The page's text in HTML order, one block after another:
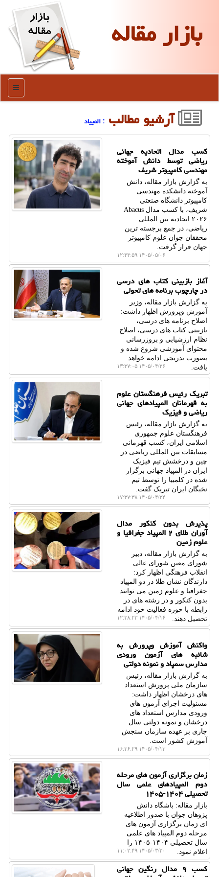
بازار مقاله
منو
آرشیو مطالب : المپیاد
کسب مدال اتحادیه جهانی
ریاضی توسط دانش آموخته
مهندسی کامپیوتر شریف
به گزارش بازار مقاله، دانش
آموخته دانشکده مهندسی
کامپیوتر دانشگاه صنعتی
شریف، با کسب مدال Abacus
۲۰۲۶ اتحادیه بین المللی
ریاضی، در جمع برجسته ترین
محققان جوان علوم کامپیوتر
جهان قرار گرفت.
۱۴۰۵/۰۵/۰۶ ۱۲:۴۳:۵۹
آغاز بازبینی کتاب های درسی
در چارچوب برنامه های تحولی
به گزارش بازار مقاله، وزیر
آموزش وپرورش اظهار داشت:
اصلاح برنامه های درسی،
بازبینی کتاب های درسی، اصلاح
نظام ارزشیابی و بروزرسانی
محتوای آموزشی شروع شده و
بصورت تدریجی ادامه خواهد
یافت.
۱۴۰۵/۰۴/۲۶ ۱۳:۳۷:۰۵
تبریک رئیس فرهنگستان علوم
به قهرمانان المپیادهای جهانی
ریاضی و فیزیک
به گزارش بازار مقاله، رئیس
فرهنگستان علوم جمهوری
اسلامی ایران، کسب قهرمانی
مسابقات بین المللی ریاضی در
چین و درخشش تیم فیزیک
ایران در المپیاد جهانی برگزار
شده در کلمبیا را توسط تیم
نخبگان ایران تبریک گفت.
۱۴۰۵/۰۴/۲۴ ۱۷:۳۷:۳۸
پذیرش بدون کنکور مدال
آوران طلای ۲ المپیاد جغرافیا و
علوم زمین
به گزارش بازار مقاله، دبیر
شورای معین شورای عالی
انقلاب فرهنگی اظهار کرد:
دارندگان نشان طلا در دو المپیاد
جغرافیا و علوم زمین می توانند
بدون کنکور و در رشته های در
رابطه با حوزه فعالیت خود ادامه
تحصیل دهند.
۱۴۰۵/۰۴/۱۶ ۱۲:۳۸:۲۳
واکنش آموزش وپرورش به
شائبه های آزمون ورودی
مدارس سمپاد و نمونه دولتی
به گزارش بازار مقاله، رئیس
سازمان ملی پرورش استعداد
های درخشان اظهار داشت:
مسئولیت اجرای آزمون های
ورودی مدارس استعداد های
درخشان و نمونه دولتی سال
جاری بر عهده سازمان سنجش
آموزش کشور است.
۱۴۰۵/۰۴/۱۳ ۱۶:۳۶:۲۹
زمان برگزاری آزمون های مرحله
دوم المپیادهای علمی سال
تحصیلی ۱۴۰۴-۱۴۰۵
بازار مقاله: باشگاه دانش
پژوهان جوان با صدور اطلاعیه
ای زمان برگزاری آزمون های
مرحله دوم المپیاد های علمی
سال تحصیلی ۱۴۰۴-۱۴۰۵ را
اعلام نمود.
۱۴۰۵/۰۳/۲۰ ۱۱:۰۲:۴۹
کسب ۹ مدال رنگین جهانی